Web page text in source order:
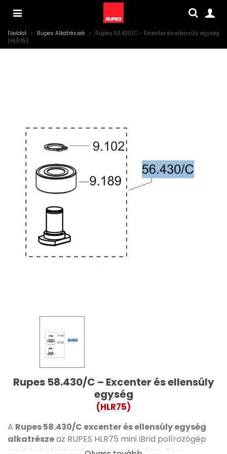
Főoldal > Rupes Alkatrészek > Rupes 58.430/C – Excenter és ellensúly egység
(HLR75)
Rupes 58.430/C – Excenter és ellensúly
egység
(HLR75)
A Rupes 58.430/C excenter és ellensúly egység
alkatrészeaz RUPES HLR75 mini iBrid polírozógép
egyik kulcsfontosságú cserealkatrésze. Ez a